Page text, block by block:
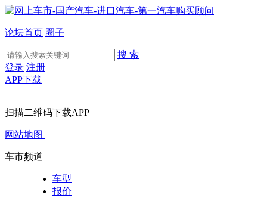
论坛首页 圈子
搜 索
登录 注册
APP下载
扫描二维码下载APP
网站地图
车市频道
车型
报价